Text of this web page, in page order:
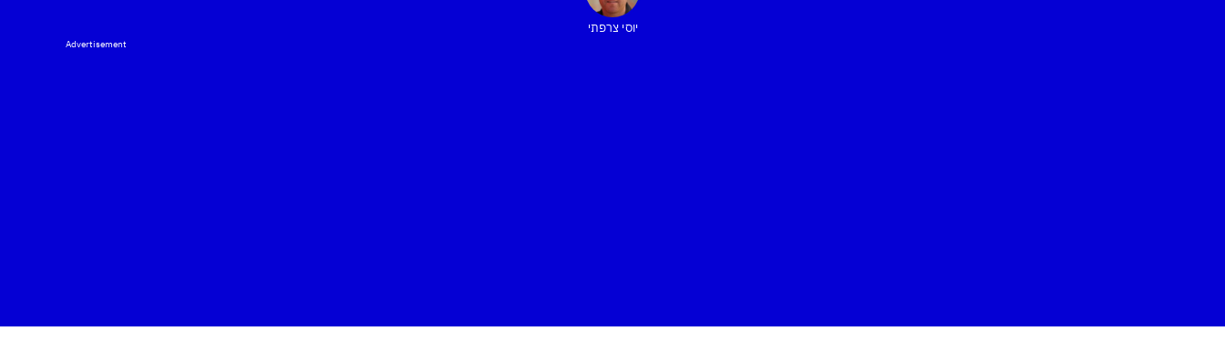
יוסי צרפתי
Advertisement